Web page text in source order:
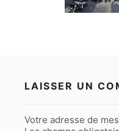
LAISSER UN
Votre adresse de